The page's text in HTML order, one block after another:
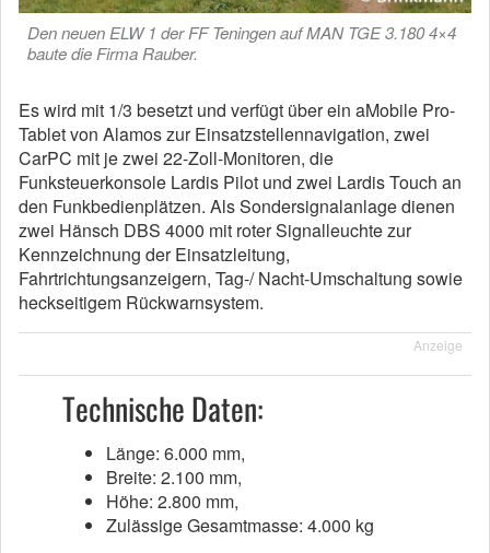
Den neuen ELW 1 der FF Teningen auf MAN TGE 3.180 4×4
baute die Firma Rauber.
Es wird mit 1/3 besetzt und verfügt über ein aMobile Pro-
Tablet von Alamos zur Einsatzstellennavigation, zwei
CarPC mit je zwei 22-Zoll-Monitoren, die
Funksteuerkonsole Lardis Pilot und zwei Lardis Touch an
den Funkbedienplätzen. Als Sondersignalanlage dienen
zwei Hänsch DBS 4000 mit roter Signalleuchte zur
Kennzeichnung der Einsatzleitung,
Fahrtrichtungsanzeigern, Tag-/ Nacht-Umschaltung sowie
heckseitigem Rückwarnsystem.
Anzeige
Technische Daten:
Länge: 6.000 mm,
Breite: 2.100 mm,
Höhe: 2.800 mm,
Zulässige Gesamtmasse: 4.000 kg